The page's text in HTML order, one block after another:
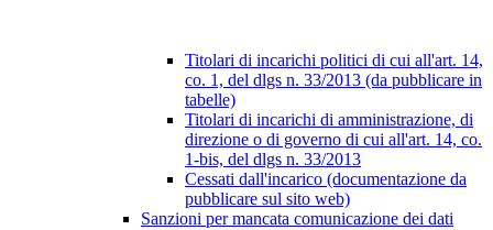
Titolari di incarichi politici di cui all'art. 14,
co. 1, del dlgs n. 33/2013 (da pubblicare in
tabelle)
Titolari di incarichi di amministrazione, di
direzione o di governo di cui all'art. 14, co.
1-bis, del dlgs n. 33/2013
Cessati dall'incarico (documentazione da
pubblicare sul sito web)
Sanzioni per mancata comunicazione dei dati